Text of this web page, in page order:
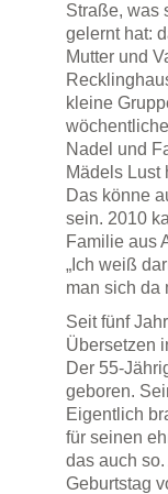
Straße, was
gelernt hat:
Mutter und
kleine
Nadel und
Mädels Lust
Das könne
sein. 2010
Familie aus
„Ich weiß
man sich da
Seit fünf
Übersetzen
Der 55-
geboren.
Eigentlich
für seinen
das auch
Geburtstag